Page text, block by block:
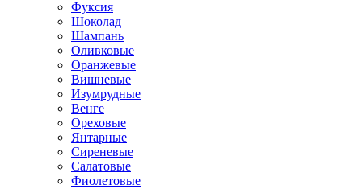
Фуксия
Шоколад
Шампань
Оливковые
Оранжевые
Вишневые
Изумрудные
Венге
Ореховые
Янтарные
Сиреневые
Салатовые
Фиолетовые